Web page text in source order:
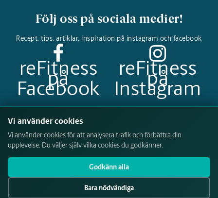
Följ oss på sociala medier!
Recept, tips, artiklar, inspiration på instagram och facebook
reFitness
på
Facebook
reFitness
på
Instagram
Betalningsalternativ
Vi använder cookies
Vi använder cookies för att analysera trafik och förbättra din
upplevelse. Du väljer själv vilka cookies du godkänner.
Godkänn alla
Bara nödvändiga